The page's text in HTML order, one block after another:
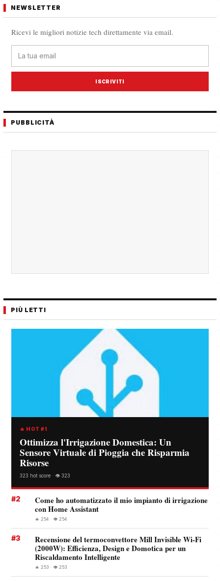
NEWSLETTER
Ricevi le migliori notizie tech direttamente via email.
ISCRIVITI
PUBBLICITÀ
PIÙ LETTI
🔥 HOT #1
Ottimizza l'Irrigazione Domestica: Un
Sensore Virtuale di Pioggia che Risparmia
Risorse
323 hot score · 👁️ 323
#2
Come ho automatizzato il mio impianto di irrigazione
con Home Assistant
🔥 254 · 👁️ 254
#3
Recensione del termoconvettore Mill Invisible Wi-Fi
(2000W): Efficienza, Design e Domotica per un
Riscaldamento Intelligente
🔥 253 · 👁️ 253